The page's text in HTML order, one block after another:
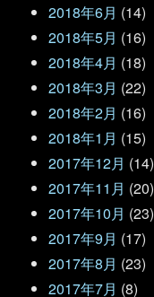
2018年6月 (14)
2018年5月 (16)
2018年4月 (18)
2018年3月 (22)
2018年2月 (16)
2018年1月 (15)
2017年12月 (14)
2017年11月 (20)
2017年10月 (23)
2017年9月 (17)
2017年8月 (23)
2017年7月 (8)